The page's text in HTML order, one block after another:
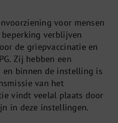
voor mensen
verblijven
de griepvaccinatie en
Zij hebben een
en binnen de instelling is
van het
vindt veelal plaats door
in deze instellingen.